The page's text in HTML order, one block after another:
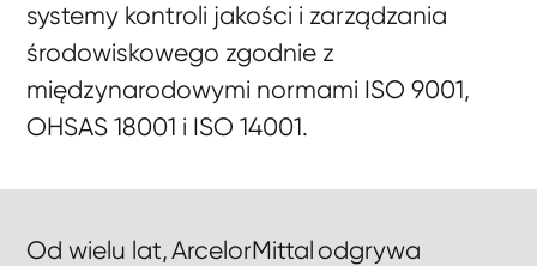
systemy kontroli jakości i zarządzania
środowiskowego zgodnie z
międzynarodowymi normami ISO 9001,
OHSAS 18001 i ISO 14001.
Od wielu lat, ArcelorMittal odgrywa